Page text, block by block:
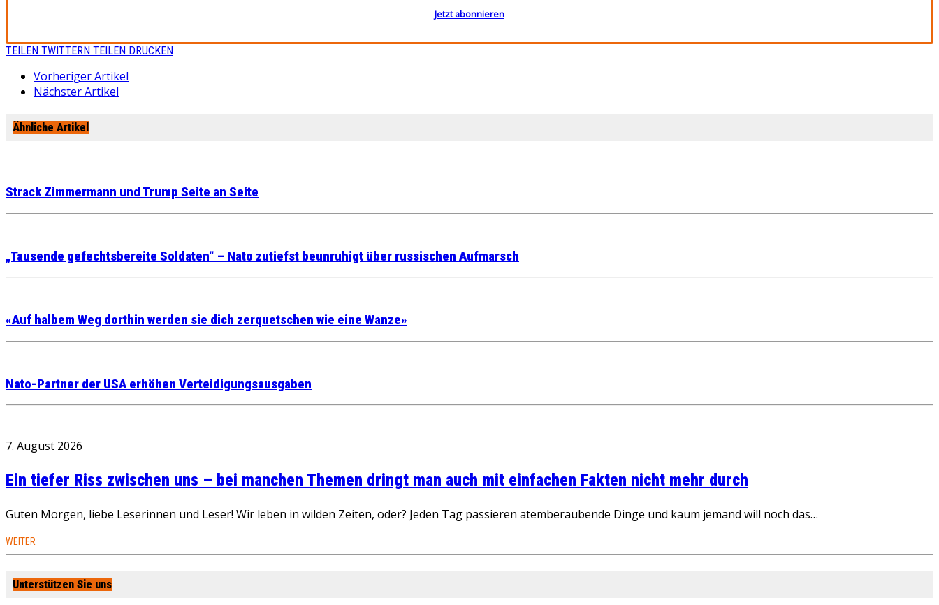
Jetzt abonnieren
TEILEN TWITTERN TEILEN DRUCKEN
Vorheriger Artikel
Nächster Artikel
Ähnliche Artikel
Strack Zimmermann und Trump Seite an Seite
„Tausende gefechtsbereite Soldaten“ – Nato zutiefst beunruhigt über russischen Aufmarsch
«Auf halbem Weg dorthin werden sie dich zerquetschen wie eine Wanze»
Nato-Partner der USA erhöhen Verteidigungsausgaben
7. August 2026
Ein tiefer Riss zwischen uns – bei manchen Themen dringt man auch mit einfachen Fakten nicht mehr durch
Guten Morgen, liebe Leserinnen und Leser! Wir leben in wilden Zeiten, oder? Jeden Tag passieren atemberaubende Dinge und kaum jemand will noch das…
WEITER
Unterstützen Sie uns